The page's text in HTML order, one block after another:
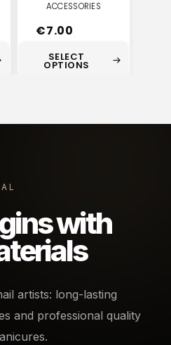
SELECT
OPTIONS
ACCESSORIES
€7.00
with
artists: long-lasting
and professional quality